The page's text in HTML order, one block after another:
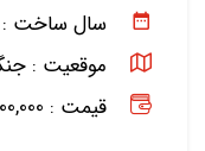
سال ساخت :
موقعیت :
قیمت : 2,500,000,000 تومان /